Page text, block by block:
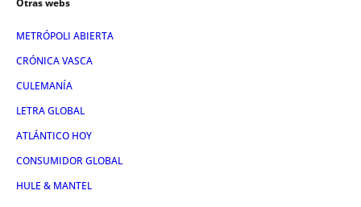
METRÓPOLI ABIERTA
CRÓNICA VASCA
CULEMANÍA
LETRA GLOBAL
ATLÁNTICO HOY
CONSUMIDOR GLOBAL
HULE & MANTEL